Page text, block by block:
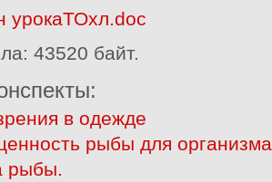
урокаТОхл.doc
43520 байт.
в одежде
рыбы для
рыбы.